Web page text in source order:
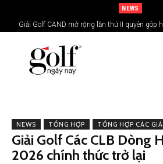
NEWS
Giải Golf CAND mở rộng lần thứ II quyên góp
nghĩa vùng biên giới
NEWS TỔNG HỢP TỔNG HỢP CÁC
Giải Golf Các CLB Dòng
2026 chính thức trở lại